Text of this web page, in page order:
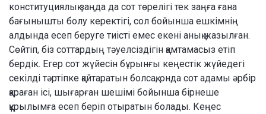
конституциялық заңда да сот төрелігі тек заңға ғана
бағынышты болу керектігі, сол бо­йынша ешкімнің
алдында есеп беруге тиісті емес екені анық жазылған.
Сөйтіп, біз соттардың тәуел­сіз­дігін қамтамасыз етіп
бердік. Егер сот жүйесін бұрынғы кеңестік жүйе­дегі
секілді тәртіпке қайтаратын бол­сақ, онда сот адамы әрбір
қараған ісі, шығарған шешімі бойынша бір­неше
құрылымға есеп беріп оты­ратын болады. Кеңес